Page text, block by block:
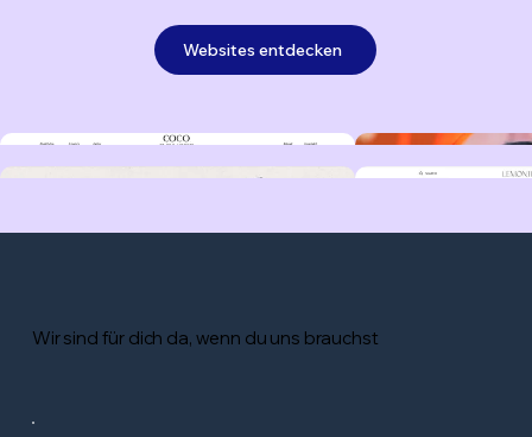
Websites entdecken
Wir sind für dich da, wenn du uns brauchst